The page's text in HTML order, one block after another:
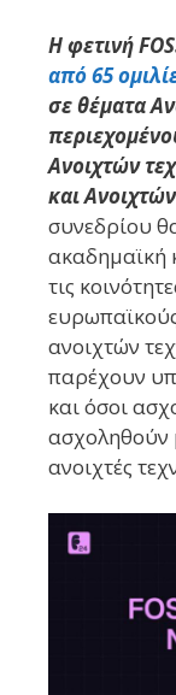
Η φετινή
από 65
σε θέματα
Ανοιχτών
και
συνεδρίου
ακαδημαϊκή
τις
ανοιχτών
παρέχουν
και όσοι
ασχοληθούν
ανοιχτές